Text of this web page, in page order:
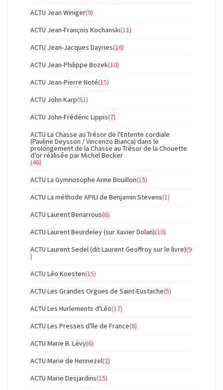
ACTU Jean Winiger(9)
ACTU Jean-François Kochanski(11)
ACTU Jean-Jacques Dayries(16)
ACTU Jean-Philippe Bozek(10)
ACTU Jean-Pierre Noté(15)
ACTU John Karp(51)
ACTU John-Frédéric Lippis(7)
ACTU La Chasse au Trésor de l'Entente cordiale
(Pauline Deysson / Vincenzo Bianca) dans le
prolongement de la Chasse au Trésor de la Chouette
d'or réalisée par Michel Becker
(46)
ACTU La Gymnosophe Anne Bouillon(15)
ACTU La méthode APILI de Benjamin Stevens(1)
ACTU Laurent Benarrous(6)
ACTU Laurent Beurdeley (sur Xavier Dolan)(10)
ACTU Laurent Sedel (dit Laurent Geoffroy sur le livre)(9
)
ACTU Léo Koesten(15)
ACTU Les Grandes Orgues de Saint-Eustache(5)
ACTU Les Hurlements d'Léo(17)
ACTU Les Presses d'île de France(6)
ACTU Marie B. Lévy(6)
ACTU Marie de Hennezel(2)
ACTU Marie Desjardins(15)